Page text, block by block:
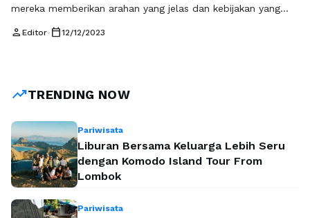
mereka memberikan arahan yang jelas dan kebijakan yang
Sayangnya, tidak semua pemimpin mampu memenuhi
kontroversi, bahkan membuatnya disebut sebagai gubernur
person Editor• calendar_today12/12/2023
trending_upTRENDING NOW
Pariwisata
Liburan Bersama Keluarga Lebih Seru
dengan Komodo Island Tour From
Lombok
Pariwisata